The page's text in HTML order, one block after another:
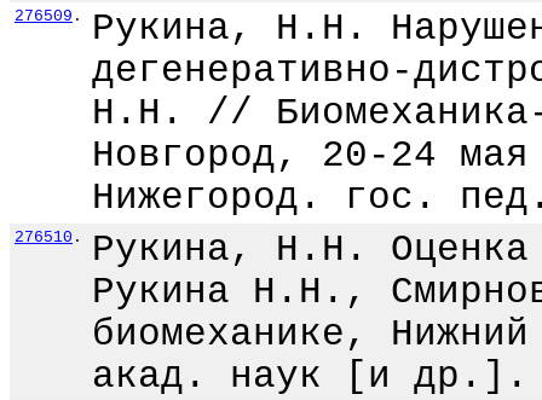
276509 .
Рукина, Н.Н.
дегенеративно-
Н.Н. //
Новгород, 20-24
Нижегород. гос.
276510 .
Рукина, Н.Н. Оценка
Рукина Н.Н.,
биомеханике,
акад. наук [и